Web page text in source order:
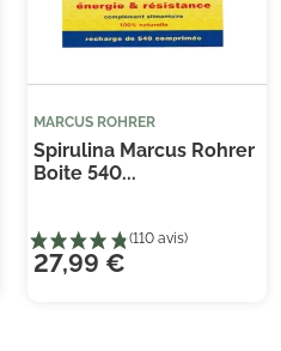
MARCUS ROHRER
Spirulina Marcus Rohrer
Boite 540...
27,99 €
offres
politique de